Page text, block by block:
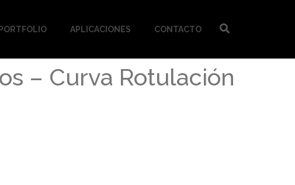
PORTFOLIO APLICACIONES CONTACTO
– Curva Rotulación